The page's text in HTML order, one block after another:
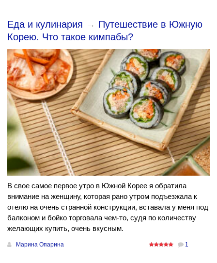
Еда и кулинария → Путешествие в Южную
Корею. Что такое кимпабы?
В свое самое первое утро в Южной Корее я обратила
внимание на женщину, которая рано утром подъезжала к
отелю на очень странной конструкции, вставала у меня под
балконом и бойко торговала чем-то, судя по количеству
желающих купить, очень вкусным.
Марина Опарина 1